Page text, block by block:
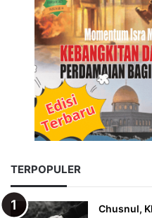
TERPOPULER
Chusnul,